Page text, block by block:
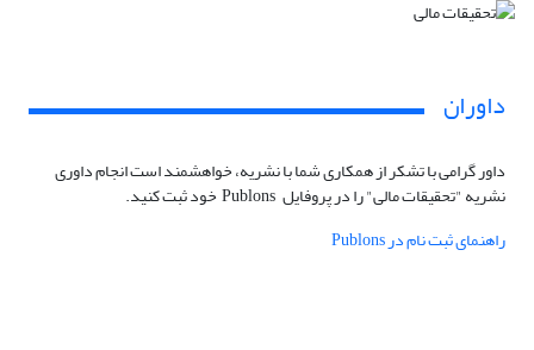
داوران
داور گرامی با تشکر از همکاری شما با نشریه، خواهشمند است انجام داوری
نشریه "تحقیقات مالی" را در پروفایل Publons خود ثبت کنید.
راهنمای ثبت نام در Publons